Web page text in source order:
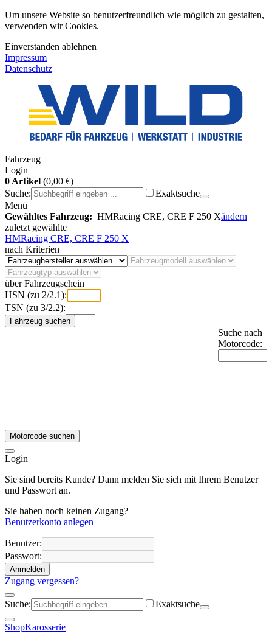
Um unsere Website so benutzerfreundlich wie möglich zu gestalten,
verwenden wir Cookies.
Einverstanden ablehnen
Impressum
Datenschutz
Fahrzeug
Login
0 Artikel (0,00 €)
Suche:
Exaktsuche
Menü
Gewähltes Fahrzeug: HMRacing CRE, CRE F 250 Xändern
zuletzt gewählte
HMRacing CRE, CRE F 250 X
nach Kriterien
über Fahrzeugschein
HSN (zu 2/2.1):
TSN (zu 3/2.2):
Fahrzeug suchen
Suche nach
Motorcode:
Motorcode suchen
Login
Sie sind bereits Kunde? Dann melden Sie sich mit Ihrem Benutzer
und Passwort an.
Sie haben noch keinen Zugang?
Benutzerkonto anlegen
Benutzer:
Passwort:
Anmelden
Zugang vergessen?
Suche: Exaktsuche
ShopKarosserie